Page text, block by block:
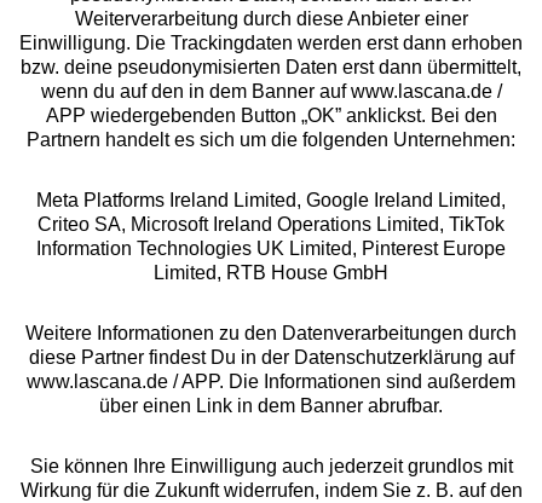
Über uns
Rechtliches
Alle Preise inkl. MwSt., zzgl.
Versandkosten
** Bonität vorausgesetzt, berechtigt zur Bonitätsprüfung
Weiterverarbeitung durch diese Anbieter einer
Einwilligung. Die Trackingdaten werden erst dann erhoben
bzw. deine pseudonymisierten Daten erst dann übermittelt,
wenn du auf den in dem Banner auf www.lascana.de /
APP wiedergebenden Button „OK” anklickst. Bei den
Partnern handelt es sich um die folgenden Unternehmen:
Meta Platforms Ireland Limited, Google Ireland Limited,
Criteo SA, Microsoft Ireland Operations Limited, TikTok
Information Technologies UK Limited, Pinterest Europe
Limited, RTB House GmbH
Weitere Informationen zu den Datenverarbeitungen durch
diese Partner findest Du in der Datenschutzerklärung auf
www.lascana.de / APP. Die Informationen sind außerdem
über einen Link in dem Banner abrufbar.
Sie können Ihre Einwilligung auch jederzeit grundlos mit
Wirkung für die Zukunft widerrufen, indem Sie z. B. auf den